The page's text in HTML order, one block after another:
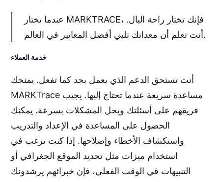
عندما تختار MARKTRACE، فإنك تختار راحة البال.
أنت تعلم أن معداتك تلبي أفضل المعايير في العالم.
خدمة العملاء
أنت تستحق الدعم الذي يعمل بجد كما تفعل. يمنحك
MARKTrace مساعدة سريعة عندما تحتاج إليها. يجيب
فريقهم على أسئلتك ويحل المشكلات بسرعة. يمكنك
الحصول على المساعدة في الإعداد والتدريب
واستكشاف الأخطاء وإصلاحها. إذا كنت ترغب في
استخدام ميزات مثل تحديد الموقع الجغرافي أو
التنبيهات في الوقت الفعلي، فإن خبرائهم يرشدونك